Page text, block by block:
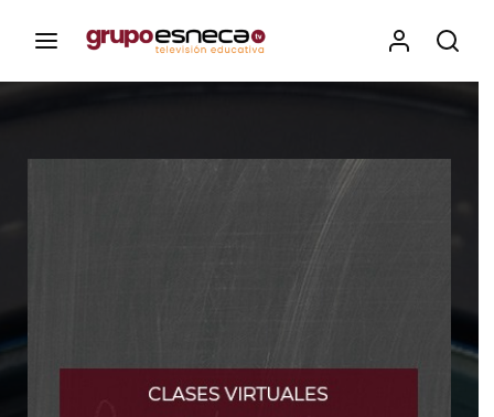
Esneca TV
Iniciar Sesión
Para iniciar sesión debes introducir el
mismo usuario y contraseña que utilizas
para acceder al campus virtual: